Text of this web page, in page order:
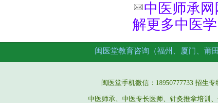
中医师承网
解更多中医
闽医堂手机微信：18950777733 招生
中医师承、中医专长医师、针灸推拿培训
闽医堂教育咨询（福州、厦门、莆